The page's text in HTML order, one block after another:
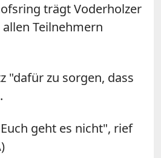
trägt Voderholzer
Teilnehmern
"dafür zu sorgen, dass
geht es nicht", rief